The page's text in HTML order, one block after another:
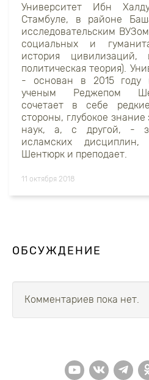
Университет Ибн
Стамбуле, в районе
исследовательским
социальных и
история цивилизаций,
политическая теория).
- основан в 2015 году
ученым Реджепом
сочетает в себе
стороны, глубокое
наук, а, с другой, -
исламских дисциплин,
Шентюрк и преподает.
11 октября 2018
ОБСУЖДЕНИЕ
Комментариев пока нет.